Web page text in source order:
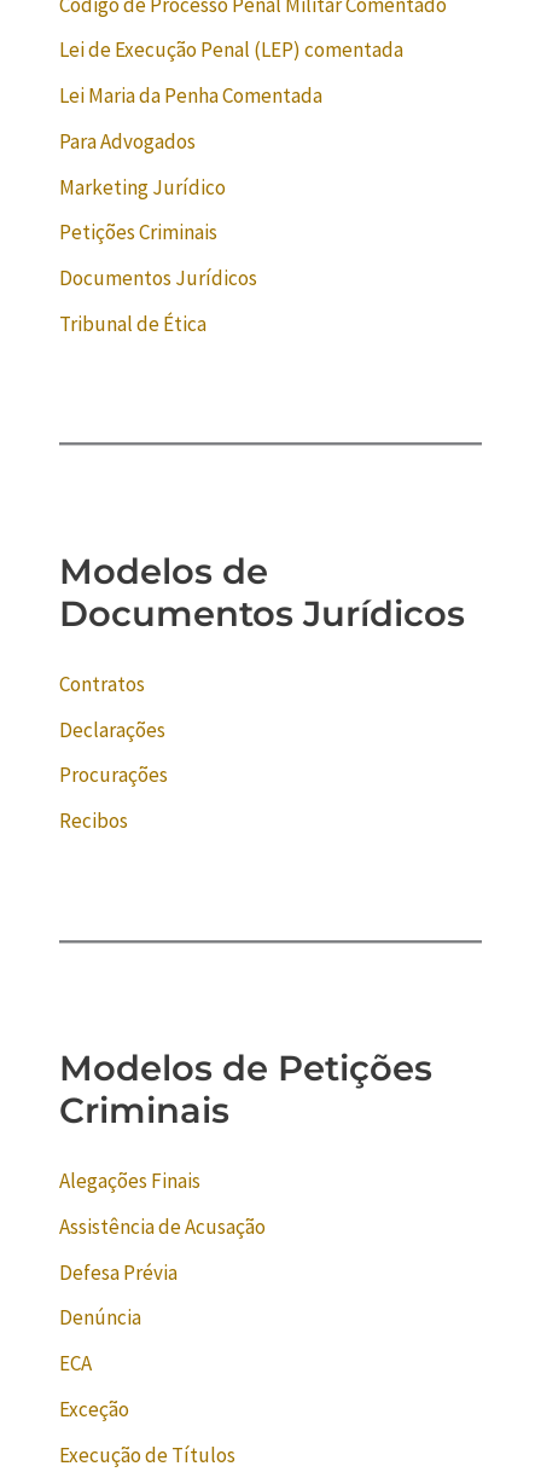
Lei de Execução Penal (LEP) comentada
Lei Maria da Penha Comentada
Para Advogados
Marketing Jurídico
Petições Criminais
Documentos Jurídicos
Tribunal de Ética
Modelos de
Documentos Jurídicos
Contratos
Declarações
Procurações
Recibos
Modelos de Petições
Criminais
Alegações Finais
Assistência de Acusação
Defesa Prévia
Denúncia
ECA
Exceção
Execução de Títulos